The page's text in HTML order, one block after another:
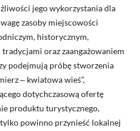
jego wykorzystania dla
zasoby miejscowości
historycznym,
oraz zaangażowaniem
podejmują próbę stworzenia
‒ kwiatowa wieś”,
dotychczasową ofertę
produktu turystycznego,
powinno przynieść lokalnej